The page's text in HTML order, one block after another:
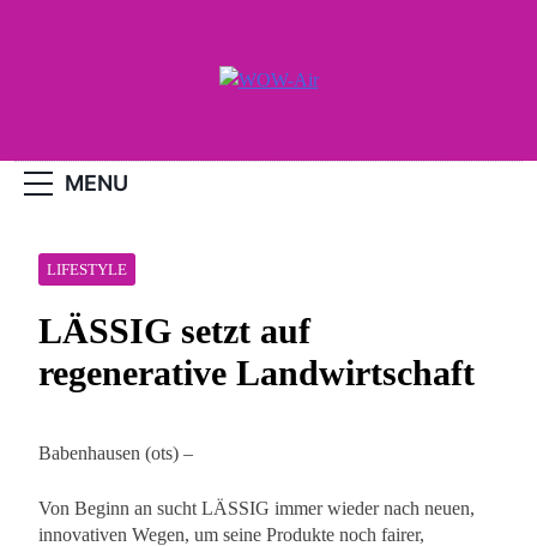
MENU
LIFESTYLE
LÄSSIG setzt auf
regenerative Landwirtschaft
Babenhausen (ots) –
Von Beginn an sucht LÄSSIG immer wieder nach neuen,
innovativen Wegen, um seine Produkte noch fairer,